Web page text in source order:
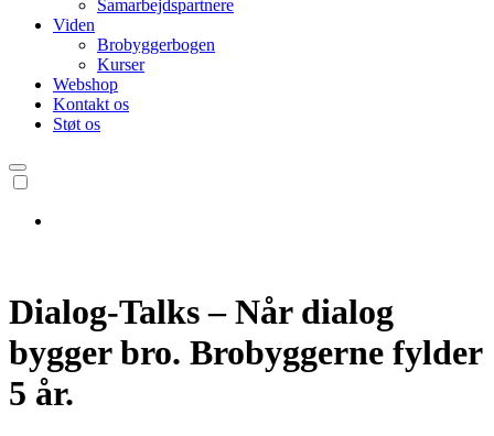
Samarbejdspartnere
Viden
Brobyggerbogen
Kurser
Webshop
Kontakt os
Støt os
Dialog-Talks – Når dialog
bygger bro. Brobyggerne fylder
5 år.